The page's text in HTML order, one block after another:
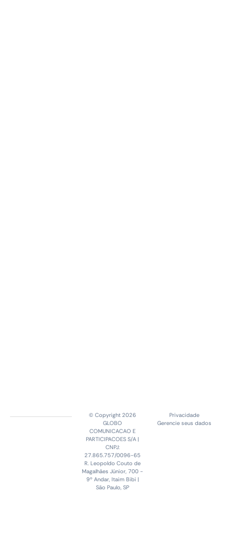
© Copyright 2026
GLOBO
COMUNICACAO E
PARTICIPACOES S/A |
CNPJ:
27.865.757/0096-65
R. Leopoldo Couto de
Magalhães Júnior, 700 -
9º Andar, Itaim Bibi |
São Paulo, SP
Privacidade
Gerencie seus dados